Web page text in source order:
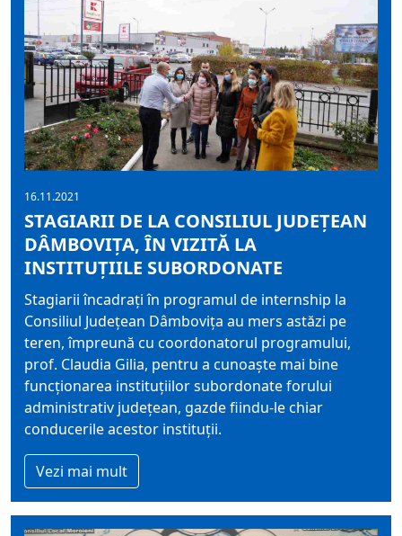
16.11.2021
STAGIARII DE LA CONSILIUL JUDEȚEAN
DÂMBOVIȚA, ÎN VIZITĂ LA
INSTITUȚIILE SUBORDONATE
Stagiarii încadrați în programul de internship la
Consiliul Judeţean Dâmboviţa au mers astăzi pe
teren, împreună cu coordonatorul programului,
prof. Claudia Gilia, pentru a cunoaște mai bine
funcționarea instituțiilor subordonate forului
administrativ județean, gazde fiindu-le chiar
conducerile acestor instituții.
Vezi mai mult